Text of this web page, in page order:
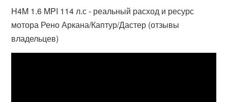
H4M 1.6 MPI 114 л.с - реальный расход и ресурс
мотора Рено Аркана/Каптур/Дастер (отзывы
владельцев)